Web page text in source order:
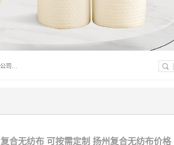
常熟市百利弗无纺制品有限公司主营：无纺布制品、医用无纺布、服装辅料衬布、眼贴无纺布、口罩无纺布等本公司专业从事无纺布制品的生产及销售。生产各种规格裁片折叠无纺布、一次性足浴巾、卷材服装衬布、印花复合类无纺布制品、环保购物袋、电子产品包装袋以及特殊功能新型无纺布。广泛用于服装，基布，包装，家居建筑、卫生材料等领域。
复合无纺布 可按需定制 扬州复合无纺布价格